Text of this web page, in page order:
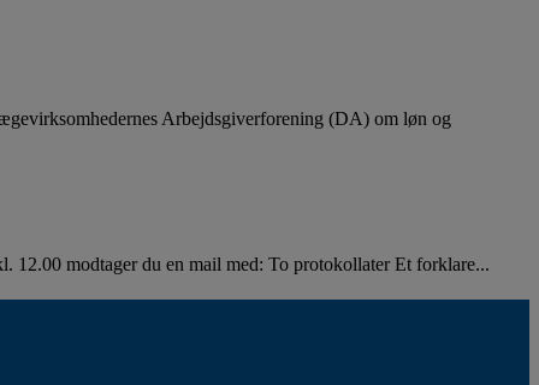
Arbejdsgiverforening (DA) om løn og
12.00 modtager du en mail med: To protokollater Et forklare...